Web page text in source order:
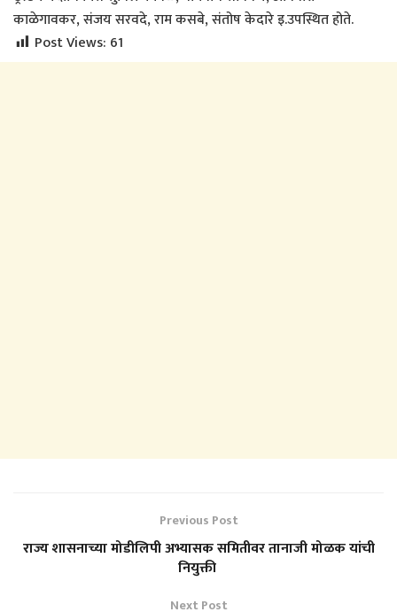
काळेगावकर, संजय सरवदे, राम कसबे, संतोष केदारे इ.उपस्थित होते.
Post Views: 61
Previous Post
राज्य शासनाच्या मोडीलिपी अभ्यासक समितीवर तानाजी मोळक यांची
नियुक्ती
Next Post